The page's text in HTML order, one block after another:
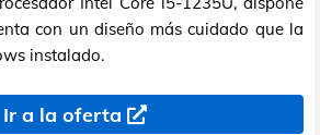
con un diseño más cuidado que la
instalado.
Ir a la oferta